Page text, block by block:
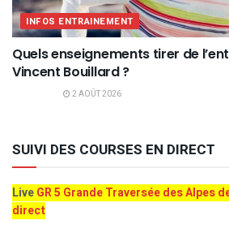
INFOS ENTRAINEMENT
Quels enseignements tirer de
Vincent Bouillard ?
2 AOÛT 2026
SUIVI DES COURSES EN DIRECT
LiveGR 5 Grande Traversée des Alpes
direct